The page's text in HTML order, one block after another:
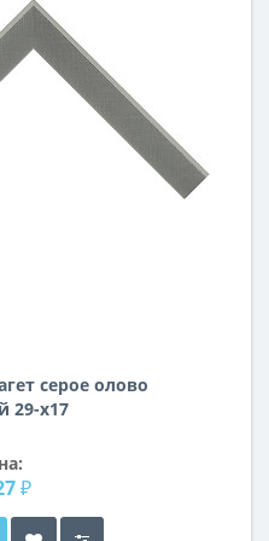
серое олово
29-х17
₽